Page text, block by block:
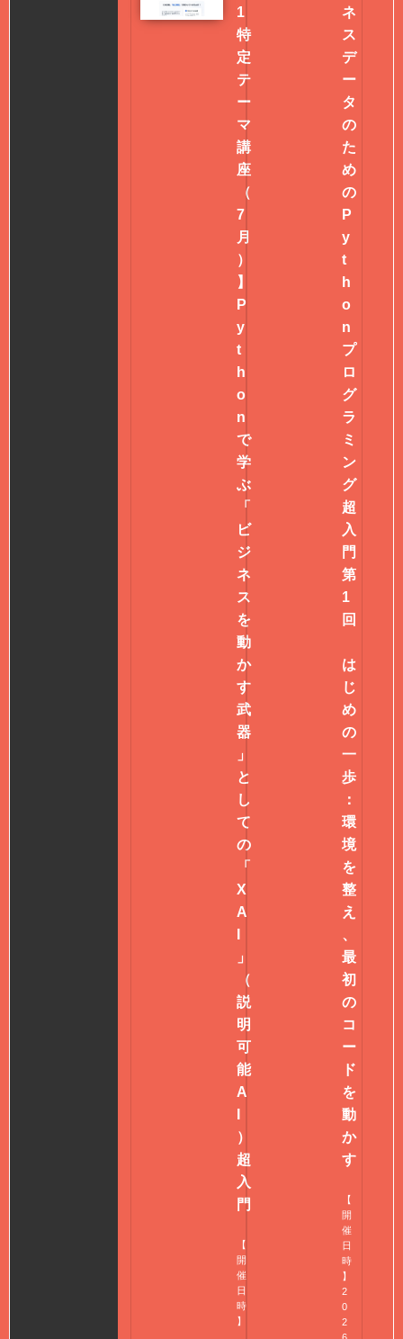
1
特
定
テ
ー
マ
講
座
（
7
月
）
】
P
y
t
h
o
n
で
学
ぶ
「
ビ
ジ
ネ
ス
を
動
か
す
武
器
」
と
し
て
の
「
X
A
」
（
説
明
可
能
A
）
超
入
門
【
開
催
日
時
】
ネ
ス
デ
ー
タ
の
た
め
の
P
y
t
h
o
n
プ
ロ
グ
ラ
ミ
ン
グ
超
入
門
第
1
回
は
じ
め
の
一
歩
：
環
境
を
整
え
、
最
初
の
コ
ー
ド
を
動
か
す
【
開
催
日
時
】
2
0
2